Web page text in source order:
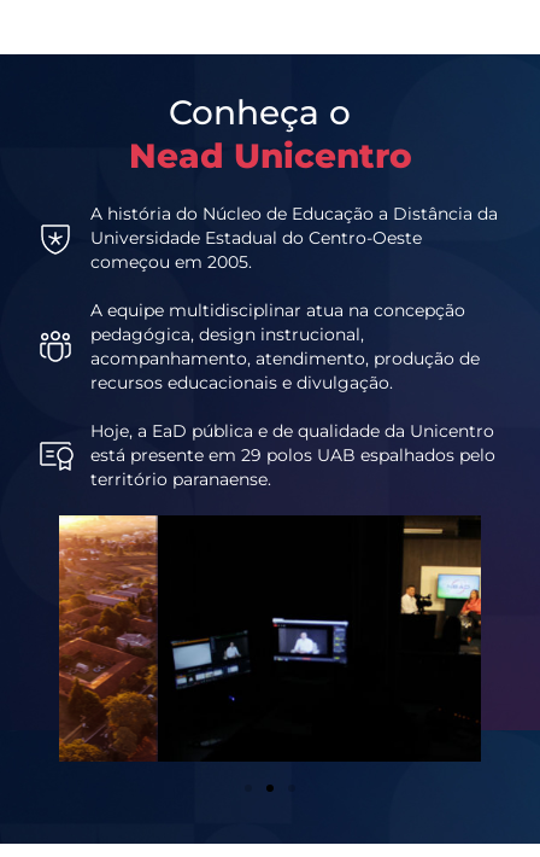
Conheça o
Nead Unicentro
A história do Núcleo de Educação a Distância da
Universidade Estadual do Centro-Oeste
começou em 2005.
A equipe multidisciplinar atua na concepção
pedagógica, design instrucional,
acompanhamento, atendimento, produção de
recursos educacionais e divulgação.
Hoje, a EaD pública e de qualidade da Unicentro
está presente em 29 polos UAB espalhados pelo
território paranaense.